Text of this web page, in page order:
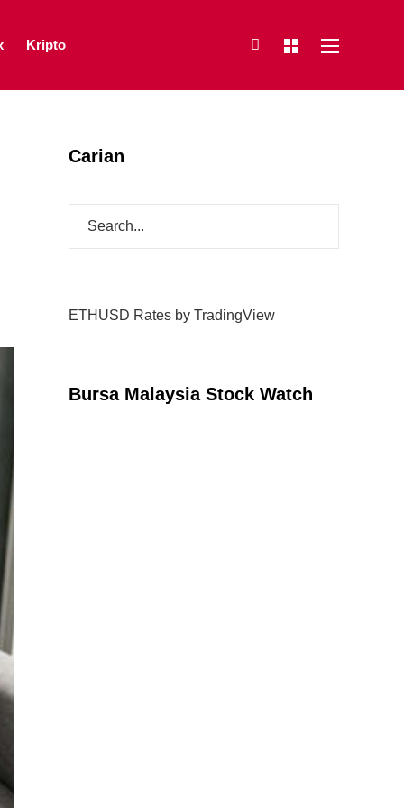
Kripto
Carian
ETHUSD Rates by TradingView
Bursa Malaysia Stock Watch